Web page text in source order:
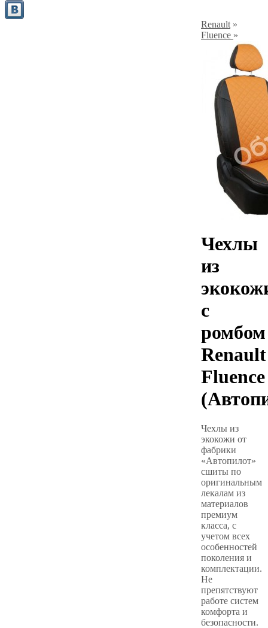
Renault »
Fluence »
Чехлы
из
с
ромбом
Renault
Fluence
Чехлы из
экокожи от
фабрики
«Автопилот»
сшиты по
оригинальным
лекалам из
материалов
премиум
класса, с
учетом всех
особенностей
поколения и
комплектации.
Не
препятствуют
работе систем
комфорта и
безопасности.